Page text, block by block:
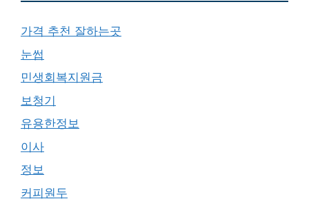
가격 추천 잘하는곳
눈썹
민생회복지원금
보청기
유용한정보
이사
정보
커피원두